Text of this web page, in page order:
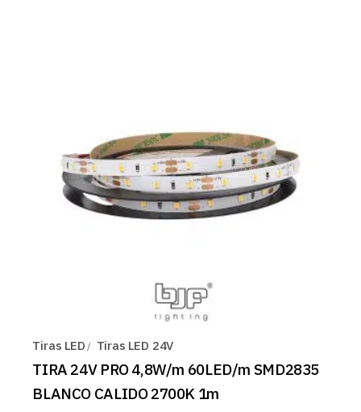
Tiras LED Tiras LED 24V
TIRA 24V PRO 4,8W/m 60LED/m SMD2835
BLANCO CALIDO 2700K 1m